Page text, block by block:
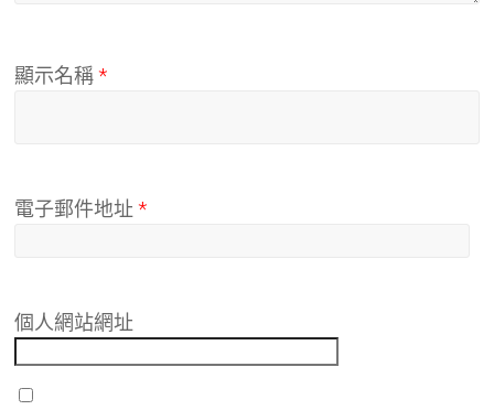
顯示名稱*
電子郵件地址*
個人網站網址